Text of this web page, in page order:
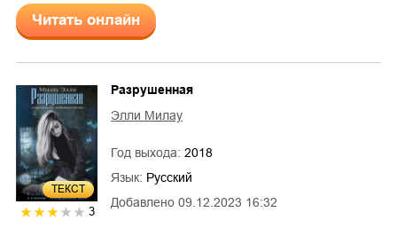
Читать онлайн
ТЕКСТ
3
Добавлено 09.12.2023 16:32
Разрушенная
Элли Милау
Год выхода: 2018
Язык: Русский